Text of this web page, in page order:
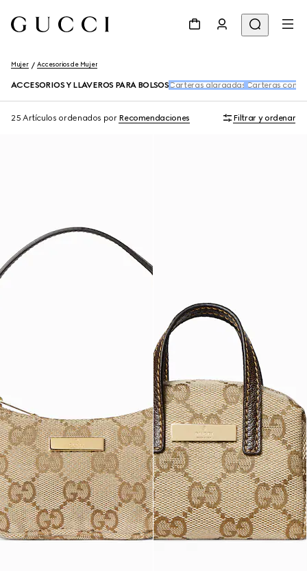
Mujer Accesorios de Mujer
ACCESORIOS Y LLAVEROS PARA BOLSOS Carteras alargadas Carteras con
25 Artículos ordenados por Recomendaciones Filtrar y ordenar